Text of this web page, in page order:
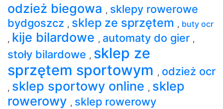
odzież biegowa , sklepy rowerowe
bydgoszcz , sklep ze sprzętem , buty ocr
, kije bilardowe , automaty do gier ,
stoły bilardowe , sklep ze
sprzętem sportowym , odzież ocr
, sklep sportowy online , sklep
rowerowy , sklep rowerowy